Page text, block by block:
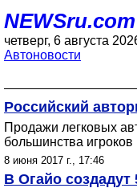
NEWSru.com
четверг, 6 августа
Автоновости
Российский
Продажи легковых
большинства
8 июня 2017 г., 17:46
В Огайо